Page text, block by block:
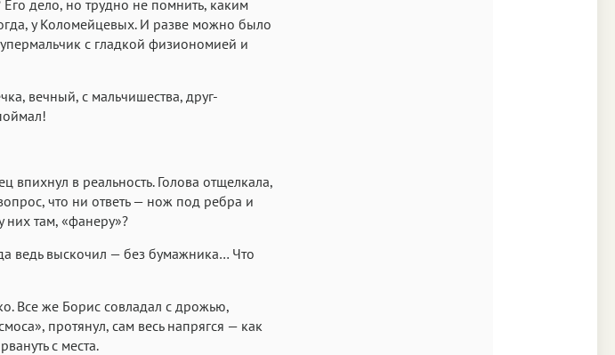
дело, но трудно не помнить, каким
у Коломейцевых. И разве можно было
с гладкой физиономией и
вечный, с мальчишества, друг-
впихнул в реальность. Голова отщелкала,
что ни ответь — нож под ребра и
них там, «фанеру»?
ведь выскочил — без бумажника… Что
Все же Борис совладал с дрожью,
протянул, сам весь напрягся — как
с места.